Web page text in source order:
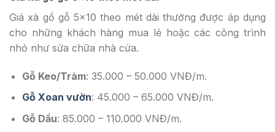
Giá xà gồ gỗ 5×10 theo mét dài thường được áp dụng
cho những khách hàng mua lẻ hoặc các công trình
nhỏ như sửa chữa nhà cửa.
Gỗ Keo/Tràm: 35.000 – 50.000 VNĐ/m.
Gỗ Xoan vườn: 45.000 – 65.000 VNĐ/m.
Gỗ Dầu: 85.000 – 110.000 VNĐ/m.